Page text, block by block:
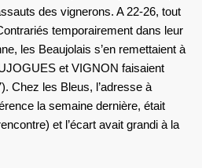
des vignerons. A 22-26, tout
temporairement dans leur
les Beaujolais s’en remettaient à
et VIGNON faisaient
Chez les Bleus, l’adresse à
la semaine dernière, était
et l’écart avait grandi à la